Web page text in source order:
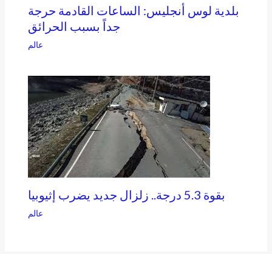
بلدية لوس أنجليس: الساعات القادمة حرجة
جداً بسبب الحرائق
عالم
بقوة 5.3 درجة.. زلزال جديد يضرب إثيوبيا
عالم